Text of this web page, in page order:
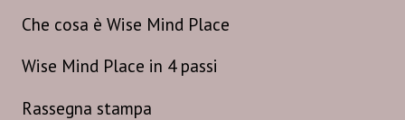
Che cosa è Wise Mind Place
Wise Mind Place in 4 passi
Rassegna stampa